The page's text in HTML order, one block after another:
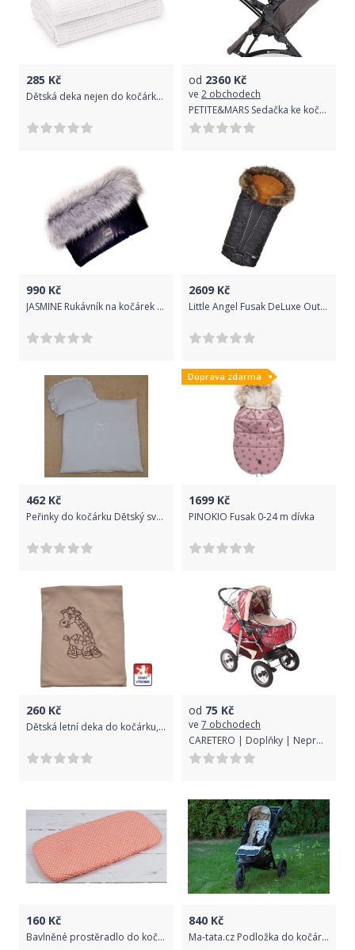
285 Kč
Dětská deka nejen do kočárku bavlna - HÁČKOVANÁ bílá - Lorelli
od 2360 Kč
ve 2 obchodech
PETITE&MARS Sedačka ke kočárku kombinovanému Vario Dark Grey 2019
990 Kč
JASMINE Rukávník na kočárek Shiny - modrý
2609 Kč
Little Angel Fusak DeLuxe Outlast černá/zlatý prošev/medová
462 Kč
Peřinky do kočárku Dětský svět bílé se sovou
Doprava zdarma
1699 Kč
PINOKIO Fusak 0-24 m dívka
260 Kč
Dětská letní deka do kočárku, Dětský svět, hnědá
od 75 Kč
ve 7 obchodech
CARETERO | Doplňky | Nepromokavá folie na kočárek – nastavitelná rukojeť | Transparentní |
160 Kč
Bavlněné prostěradlo do kočárku Infantilo red/white polka dots
840 Kč
Ma-tata.cz Podložka do kočárku Značka kočárku: Britax B-Motion (B-Motion +)